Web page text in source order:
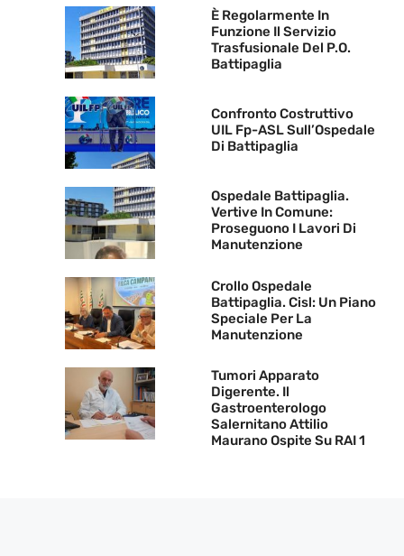
È Regolarmente In
Funzione Il Servizio
Trasfusionale Del P.O.
Battipaglia
Confronto Costruttivo
UIL Fp-ASL Sull’Ospedale
Di Battipaglia
Ospedale Battipaglia.
Vertive In Comune:
Proseguono I Lavori Di
Manutenzione
Crollo Ospedale
Battipaglia. Cisl: Un Piano
Speciale Per La
Manutenzione
Tumori Apparato
Digerente. Il
Gastroenterologo
Salernitano Attilio
Maurano Ospite Su RAI 1